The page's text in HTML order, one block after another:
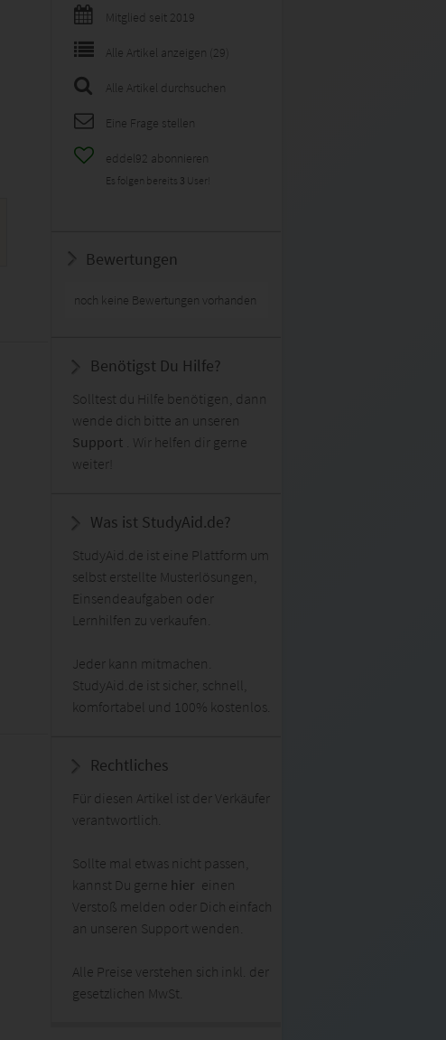
Mitglied seit 2019
Alle Artikel anzeigen (29)
Alle Artikel durchsuchen
Eine Frage stellen
eddel92 abonnieren
Es folgen bereits 3 User!
Bewertungen
noch keine Bewertungen vorhanden
Benötigst Du Hilfe?
Solltest du Hilfe benötigen, dann
wende dich bitte an unseren
Support . Wir helfen dir gerne
weiter!
Was ist StudyAid.de?
StudyAid.de ist eine Plattform um
selbst erstellte Musterlösungen,
Einsendeaufgaben oder
Lernhilfen zu verkaufen.
Jeder kann mitmachen.
StudyAid.de ist sicher, schnell,
komfortabel und 100% kostenlos.
Rechtliches
Für diesen Artikel ist der Verkäufer
verantwortlich.
Sollte mal etwas nicht passen,
kannst Du gerne hier einen
Verstoß melden oder Dich einfach
an unseren Support wenden.
Alle Preise verstehen sich inkl. der
gesetzlichen MwSt.